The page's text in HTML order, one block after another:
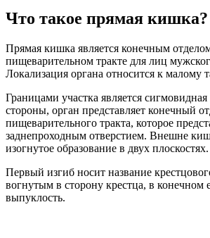
Что такое прямая кишка?
Прямая кишка является конечным
пищеварительном тракте для лиц
Локализация органа относится к малому
Границами участка является
стороны, орган представляет конечный
пищеварительного тракта, которое
заднепроходным отверстием. Внешне
изогнутое образование в двух плоскостях.
Первый изгиб носит название
вогнутым в сторону крестца, в конечном
выпуклость.